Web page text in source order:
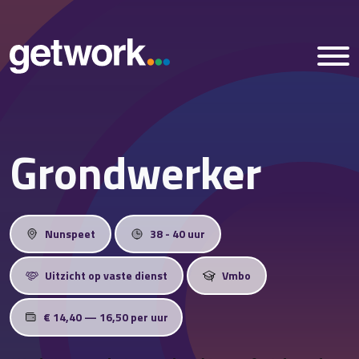
Home
Nieuws
Over ons
Vestigingen
Grondwerker
Nunspeet 38 - 40 uur
Uitzicht op vaste dienst Vmbo
€ 14,40 — 16,50 per uur